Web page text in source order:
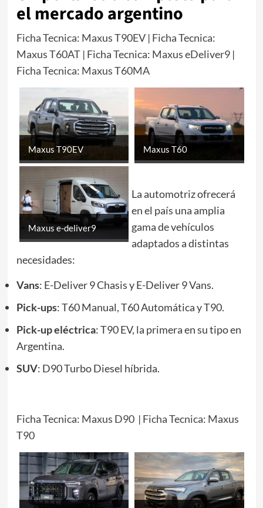
el mercado argentino
Ficha Tecnica: Maxus T90EV| Ficha Tecnica:
Maxus T60AT| Ficha Tecnica: Maxus eDeliver9|
Ficha Tecnica: Maxus T60MA
Maxus T90EV Maxus T60
Maxus e-deliver9
La automotriz ofrecerá
en el país una amplia
gama de vehículos
adaptados a distintas
necesidades:
Vans: E-Deliver 9 Chasis y E-Deliver 9 Vans.
Pick-ups: T60 Manual, T60 Automática y T90.
Pick-up eléctrica: T90 EV, la primera en su tipo en
Argentina.
SUV: D90 Turbo Diesel híbrida.
Ficha Tecnica: Maxus D90| Ficha Tecnica: Maxus
T90